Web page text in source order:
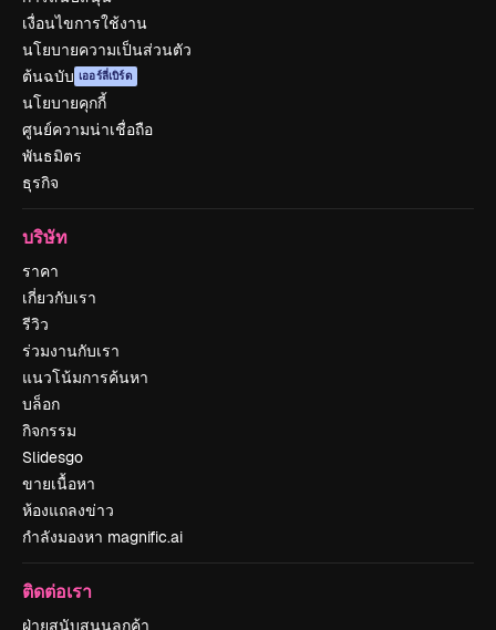
เงื่อนไขการใช้งาน
นโยบายความเป็นส่วนตัว
ต้นฉบับ เออร์ลี่เบิร์ด
นโยบายคุกกี้
ศูนย์ความน่าเชื่อถือ
พันธมิตร
ธุรกิจ
บริษัท
ราคา
เกี่ยวกับเรา
รีวิว
ร่วมงานกับเรา
แนวโน้มการค้นหา
บล็อก
กิจกรรม
Slidesgo
ขายเนื้อหา
ห้องแถลงข่าว
กำลังมองหา magnific.ai
ติดต่อเรา
ฝ่ายสนับสนุนลูกค้า